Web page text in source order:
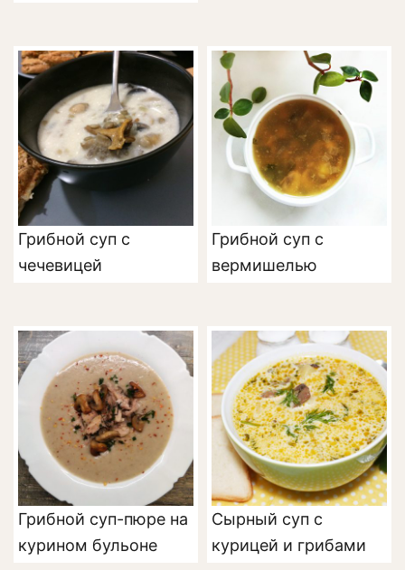
Грибной суп с
чечевицей
Грибной суп с
вермишелью
Грибной суп-пюре на
курином бульоне
Сырный суп с
курицей и грибами